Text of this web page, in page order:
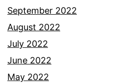
8
b
u
l
a
September 2022
August 2022
July 2022
June 2022
May 2022